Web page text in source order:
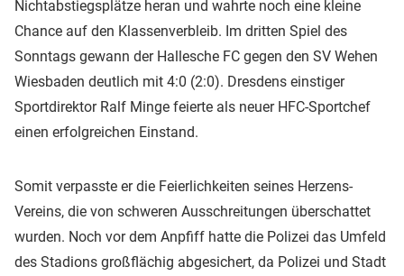
Nichtabstiegsplätze heran und wahrte noch eine kleine
Chance auf den Klassenverbleib. Im dritten Spiel des
Sonntags gewann der Hallesche FC gegen den SV Wehen
Wiesbaden deutlich mit 4:0 (2:0). Dresdens einstiger
Sportdirektor Ralf Minge feierte als neuer HFC-Sportchef
einen erfolgreichen Einstand.
Somit verpasste er die Feierlichkeiten seines Herzens-
Vereins, die von schweren Ausschreitungen überschattet
wurden. Noch vor dem Anpfiff hatte die Polizei das Umfeld
des Stadions großflächig abgesichert, da Polizei und Stadt